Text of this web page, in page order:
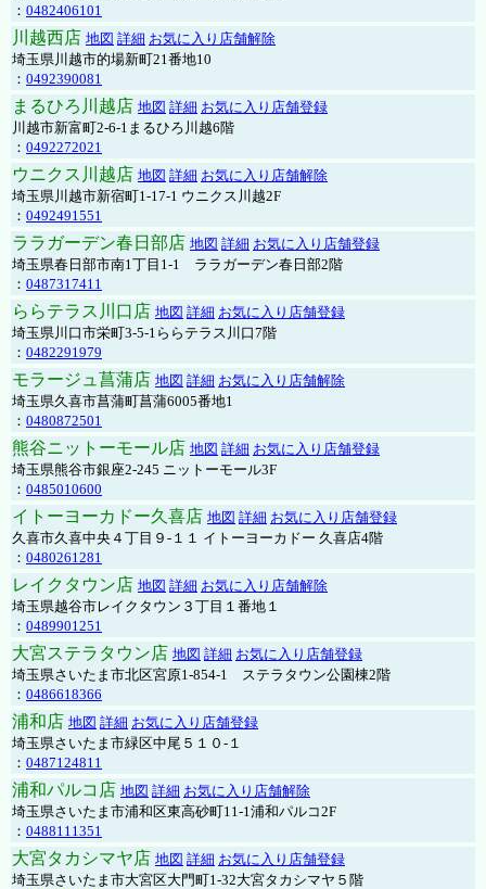
： 0482406101
川越西店 地図 詳細 お気に入り店舗解除
埼玉県川越市的場新町21番地10
： 0492390081
まるひろ川越店 地図 詳細 お気に入り店舗登録
川越市新富町2-6-1まるひろ川越6階
： 0492272021
ウニクス川越店 地図 詳細 お気に入り店舗解除
埼玉県川越市新宿町1-17-1 ウニクス川越2F
： 0492491551
ララガーデン春日部店 地図 詳細 お気に入り店舗登録
埼玉県春日部市南1丁目1-1 ララガーデン春日部2階
： 0487317411
ららテラス川口店 地図 詳細 お気に入り店舗登録
埼玉県川口市栄町3-5-1ららテラス川口7階
： 0482291979
モラージュ菖蒲店 地図 詳細 お気に入り店舗解除
埼玉県久喜市菖蒲町菖蒲6005番地1
： 0480872501
熊谷ニットーモール店 地図 詳細 お気に入り店舗登録
埼玉県熊谷市銀座2-245 ニットーモール3F
： 0485010600
イトーヨーカドー久喜店 地図 詳細 お気に入り店舗登録
久喜市久喜中央４丁目９-１１ イトーヨーカドー 久喜店4階
： 0480261281
レイクタウン店 地図 詳細 お気に入り店舗解除
埼玉県越谷市レイクタウン３丁目１番地１
： 0489901251
大宮ステラタウン店 地図 詳細 お気に入り店舗登録
埼玉県さいたま市北区宮原1-854-1 ステラタウン公園棟2階
： 0486618366
浦和店 地図 詳細 お気に入り店舗登録
埼玉県さいたま市緑区中尾５１０-１
： 0487124811
浦和パルコ店 地図 詳細 お気に入り店舗解除
埼玉県さいたま市浦和区東高砂町11-1浦和パルコ2F
： 0488111351
大宮タカシマヤ店 地図 詳細 お気に入り店舗登録
埼玉県さいたま市大宮区大門町1-32大宮タカシマヤ５階